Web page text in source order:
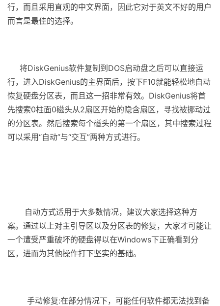
行，而且采用直观的中文界面，因此它对于英文不好的用户
而言是最佳的选择。
将DiskGenius软件复制到DOS启动盘之后可以直接运
行，进入DiskGenius的主界面后，按下F10就能轻松地自动
恢复硬盘分区表，而且这一招非常有效。DiskGenius将首
先搜索0柱面0磁头从2扇区开始的隐含扇区，寻找被挪动过
的分区表。然后搜索每个磁头的第一个扇区，其中搜索过程
可以采用“自动”与“交互”两种方式进行。
自动方式适用于大多数情况，建议大家选择这种方
案。通过以上对主引导区以及分区表的修复，大家才可能让
一个遭受严重破坏的硬盘得以在Windows下正确看到分
区，进而为其他操作打下坚实的基础。
手动修复:在部分情况下，可能任何软件都无法找到备